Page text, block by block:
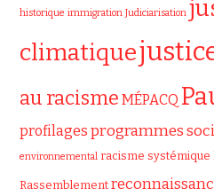
historique immigration Judiciarisation
climatique
au racisme MÉPACQ
profilages programmes
environnemental racisme systémique
Rassemblement